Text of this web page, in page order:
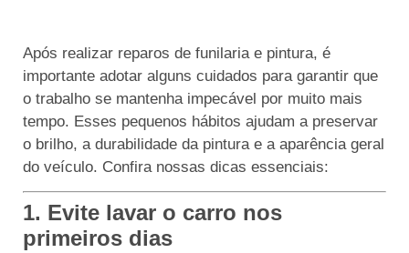
Após realizar reparos de funilaria e pintura, é
importante adotar alguns cuidados para garantir que
o trabalho se mantenha impecável por muito mais
tempo. Esses pequenos hábitos ajudam a preservar
o brilho, a durabilidade da pintura e a aparência geral
do veículo. Confira nossas dicas essenciais:
1. Evite lavar o carro nos
primeiros dias